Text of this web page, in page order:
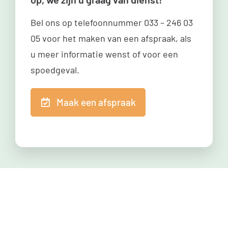
Bel ons op telefoonnummer 033 – 246 03
05voor het maken van een afspraak, als
u meer informatie wenst of voor een
spoedgeval.
Maak een afspraak